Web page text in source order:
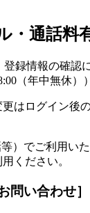
・通話料
録情報の確認
（年中無休））
はログイン後
）でご利用い
ください。
問い合わせ］